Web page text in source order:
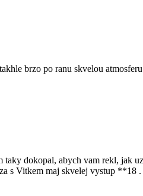
brzo po ranu skvelou
taky dokopal, abych vam rekl,
Vitkem maj skvelej vystup **18 .